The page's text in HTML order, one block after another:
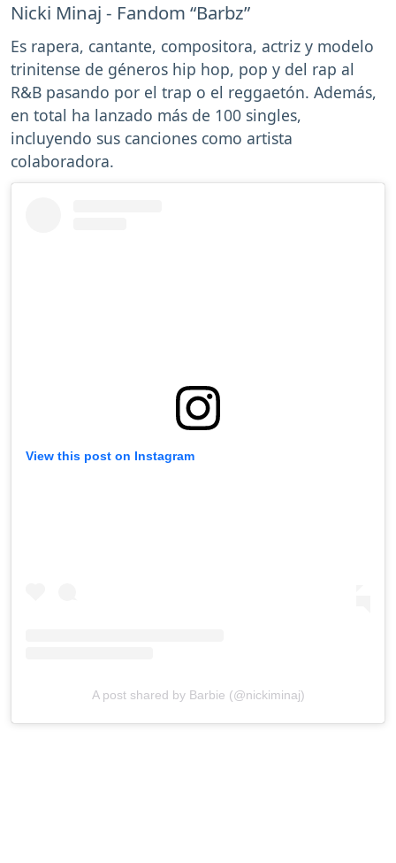
Nicki Minaj - Fandom “Barbz”
Es rapera, cantante, compositora, actriz y modelo
trinitense de géneros hip hop, pop y del rap al
R&B pasando por el trap o el reggaetón. Además,
en total ha lanzado más de 100 singles,
incluyendo sus canciones como artista
colaboradora.
View this post on Instagram
A post shared by Barbie (@nickiminaj)